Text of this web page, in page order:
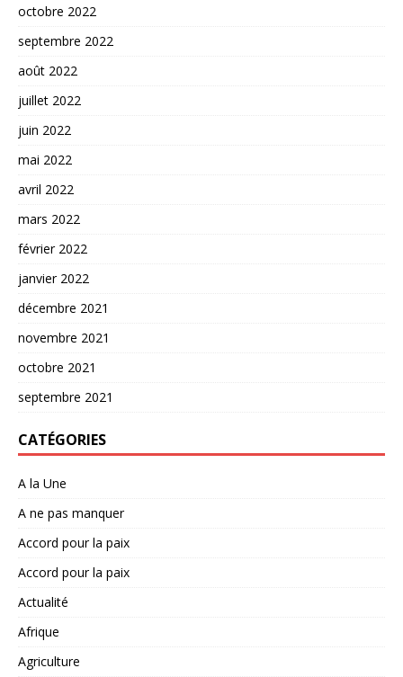
octobre 2022
septembre 2022
août 2022
juillet 2022
juin 2022
mai 2022
avril 2022
mars 2022
février 2022
janvier 2022
décembre 2021
novembre 2021
octobre 2021
septembre 2021
CATÉGORIES
A la Une
A ne pas manquer
Accord pour la paix
Accord pour la paix
Actualité
Afrique
Agriculture